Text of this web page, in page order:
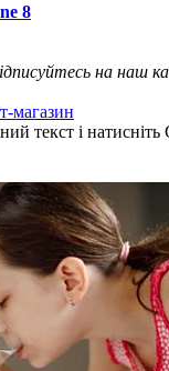
8
на наш
магазин
текст і